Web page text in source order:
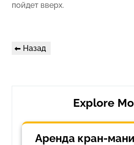
пойдет вверх.
Навигация
Предыдущая
Назад
Explore
Аренда кран-